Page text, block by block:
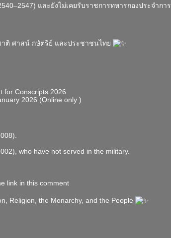
และยังไม่เคยรับราชการทหารกองประจำการ
ติ ศาสน์ กษัตริย์ และประชาชนไทย
for Conscripts 2026
2026 (Online only )
who have not served in the military.
link in this comment
Religion, the Monarchy, and the People